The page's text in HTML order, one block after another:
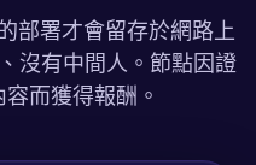
部署才會留存於網路上
沒有中間人。節點因證
而獲得報酬。